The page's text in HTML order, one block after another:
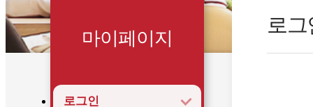
마이페이지
로그인
로그